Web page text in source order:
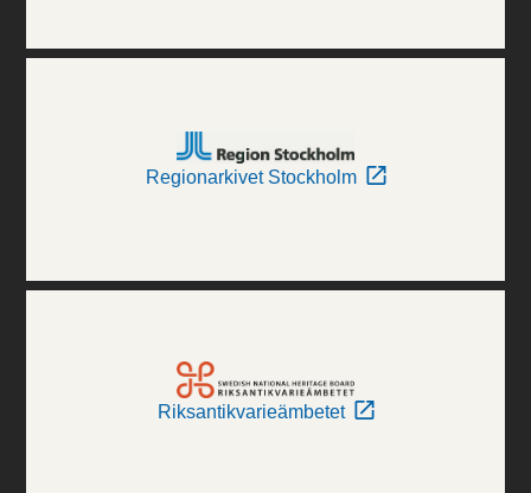
Regionarkivet Stockholm
Riksantikvarieämbetet